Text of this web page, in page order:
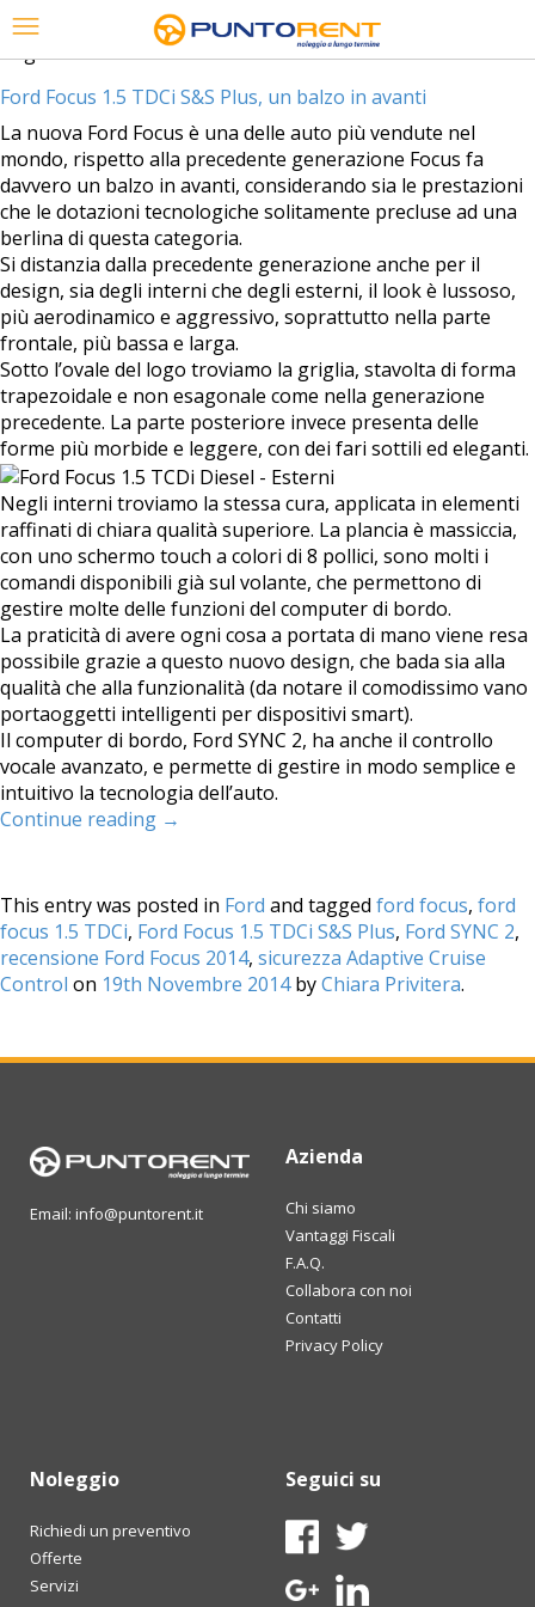
Tag Archives:Ford Focus 1.5 TDCi S&S Plus
Ford Focus 1.5 TDCi S&S Plus, un balzo in avanti
La nuova Ford Focus è una delle auto più vendute nel
mondo, rispetto alla precedente generazione Focus fa
davvero un balzo in avanti, considerando sia le prestazioni
che le dotazioni tecnologiche solitamente precluse ad una
berlina di questa categoria.
Si distanzia dalla precedente generazione anche per il
design, sia degli interni che degli esterni, il look è lussoso,
più aerodinamico e aggressivo, soprattutto nella parte
frontale, più bassa e larga.
Sotto l’ovale del logo troviamo la griglia, stavolta di forma
trapezoidale e non esagonale come nella generazione
precedente. La parte posteriore invece presenta delle
forme più morbide e leggere, con dei fari sottili ed eleganti.
Negli interni troviamo la stessa cura, applicata in elementi
raffinati di chiara qualità superiore. La plancia è massiccia,
con uno schermo touch a colori di 8 pollici, sono molti i
comandi disponibili già sul volante, che permettono di
gestire molte delle funzioni del computer di bordo.
La praticità di avere ogni cosa a portata di mano viene resa
possibile grazie a questo nuovo design, che bada sia alla
qualità che alla funzionalità (da notare il comodissimo vano
portaoggetti intelligenti per dispositivi smart).
Il computer di bordo, Ford SYNC 2, ha anche il controllo
vocale avanzato, e permette di gestire in modo semplice e
intuitivo la tecnologia dell’auto.
Continue reading →
This entry was posted in Ford and tagged ford focus, ford
focus 1.5 TDCi, Ford Focus 1.5 TDCi S&S Plus, Ford SYNC 2,
recensione Ford Focus 2014, sicurezza Adaptive Cruise
Control on 19th Novembre 2014byChiara Privitera.
Email: info@puntorent.it
Azienda
Chi siamo
Vantaggi Fiscali
F.A.Q.
Collabora con noi
Contatti
Privacy Policy
Noleggio
Richiedi un preventivo
Offerte
Servizi
Seguici su